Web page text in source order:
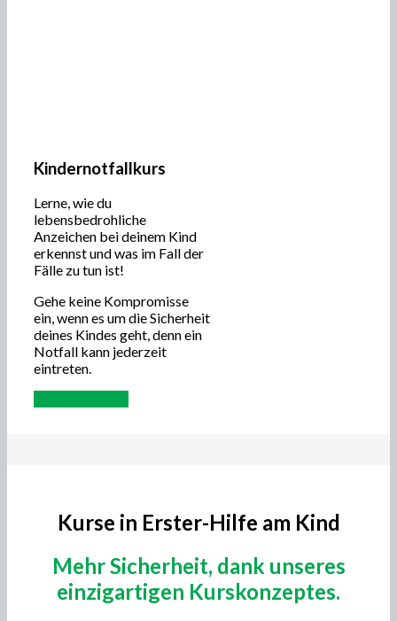
Kindernotfallkurs
Lerne, wie du
lebensbedrohliche
Anzeichen bei deinem Kind
erkennst und was im Fall der
Fälle zu tun ist!
Gehe keine Kompromisse
ein, wenn es um die Sicherheit
deines Kindes geht, denn ein
Notfall kann jederzeit
eintreten.
Kurse in Erster-Hilfe am Kind
Mehr Sicherheit, dank unseres
einzigartigen Kurskonzeptes.